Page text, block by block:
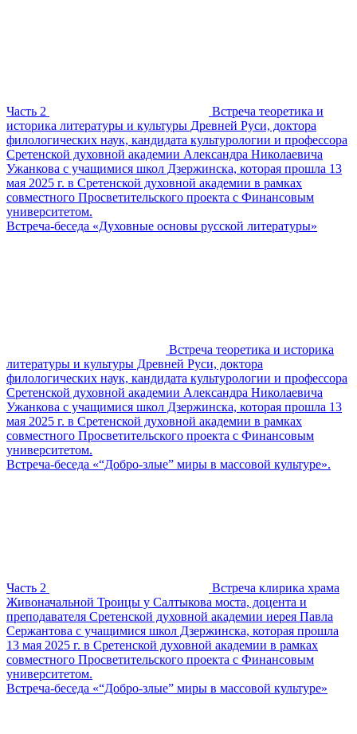
Часть 2
Встреча теоретика и
историка литературы и культуры Древней Руси, доктора
филологических наук, кандидата культурологии и профессора
Сретенской духовной академии Александра Николаевича
Ужанкова с учащимися школ Дзержинска, которая прошла 13
мая 2025 г. в Сретенской духовной академии в рамках
совместного Просветительского проекта с Финансовым
университетом.
Встреча-беседа «Духовные основы русской литературы»
Встреча теоретика и историка
литературы и культуры Древней Руси, доктора
филологических наук, кандидата культурологии и профессора
Сретенской духовной академии Александра Николаевича
Ужанкова с учащимися школ Дзержинска, которая прошла 13
мая 2025 г. в Сретенской духовной академии в рамках
совместного Просветительского проекта с Финансовым
университетом.
Встреча-беседа «“Добро-злые” миры в массовой культуре».
Часть 2
Встреча клирика храма
Живоначальной Троицы у Салтыкова моста, доцента и
преподавателя Сретенской духовной академии иерея Павла
Сержантова с учащимися школ Дзержинска, которая прошла
13 мая 2025 г. в Сретенской духовной академии в рамках
совместного Просветительского проекта с Финансовым
университетом.
Встреча-беседа «“Добро-злые” миры в массовой культуре»